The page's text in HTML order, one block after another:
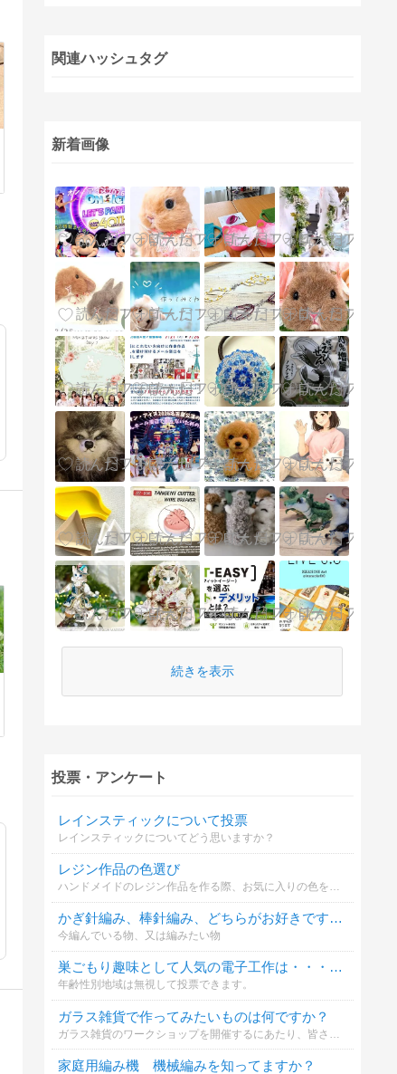
関連ハッシュタグ
新着画像
続きを表示
投票・アンケート
レインスティックについて投票
レインスティックについてどう思いますか？
レジン作品の色選び
ハンドメイドのレジン作品を作る際、お気に入りの色を選ぶのは楽しいですね。あなたがレジン作品を作る際、好きな色はどれですか？
かぎ針編み、棒針編み、どちらがお好きですか？
今編んでいる物、又は編みたい物
巣ごもり趣味として人気の電子工作は・・・どうですか？
年齢性別地域は無視して投票できます。
ガラス雑貨で作ってみたいものは何ですか？
家庭用編み機 機械編みを知ってますか？